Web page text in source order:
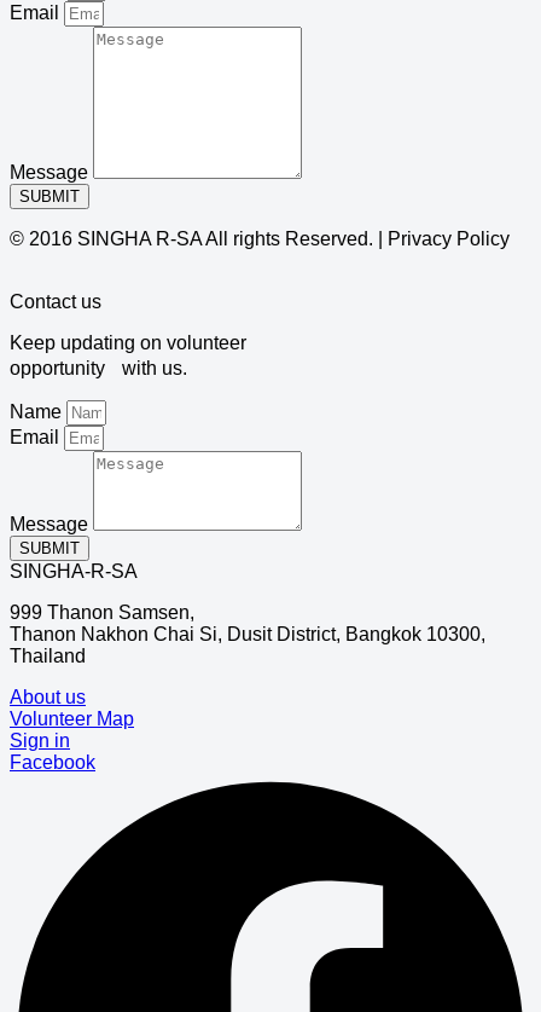
Email
Message
SUBMIT
© 2016 SINGHA R-SA All rights Reserved. | Privacy Policy
Contact us
Keep updating on volunteer
opportunity with us.
Name
Email
Message
SUBMIT
SINGHA-R-SA
999 Thanon Samsen,
Thanon Nakhon Chai Si, Dusit District, Bangkok 10300,
Thailand
About us
Volunteer Map
Sign in
Facebook